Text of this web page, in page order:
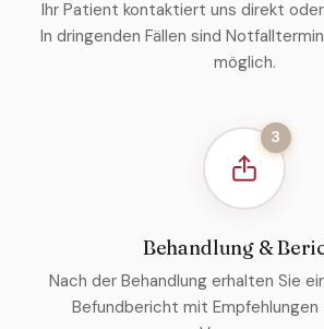
Ihr Patient kontaktiert uns direkt
In dringenden Fällen sind
möglich.
3
Behandlung &
Nach der Behandlung erhalten Sie
Befundbericht mit